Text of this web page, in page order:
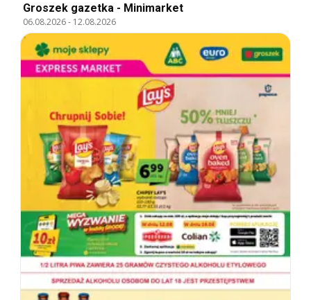
Groszek gazetka - Minimarket
06.08.2026- 12.08.2026